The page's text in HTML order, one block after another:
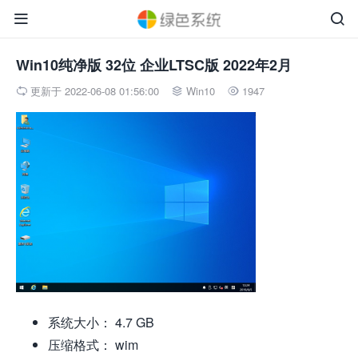


Win10纯净版 32位 企业LTSC版 2022年2月
 更新于 2022-06-08 01:56:00  Win10  1947
系统大小： 4.7 GB
压缩格式： wim